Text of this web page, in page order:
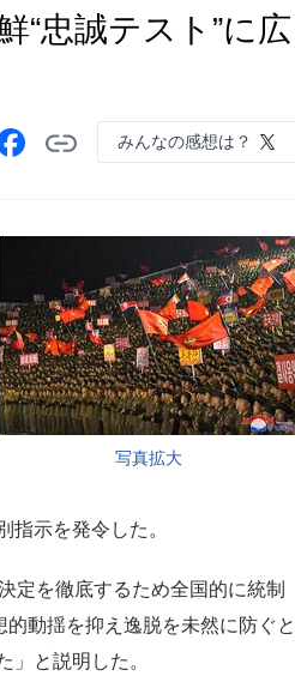
“忠誠テスト”に広
みんなの感想は？
写真拡大
指示を発令した。
定を徹底するため全国的に統制
的動揺を抑え逸脱を未然に防ぐと
」と説明した。